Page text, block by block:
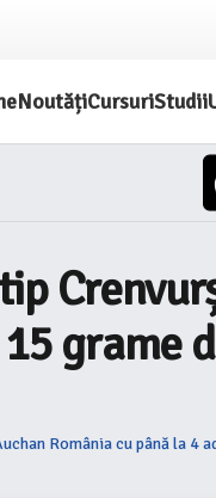
NoutățiCursuriStudii
grame
România cu până la